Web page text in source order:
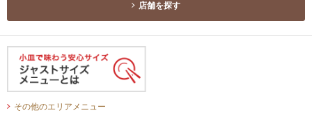
店舗を探す
その他のエリアメニュー